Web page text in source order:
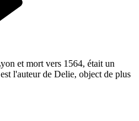
et mort vers 1564, était un
l'auteur de Delie, object de plus